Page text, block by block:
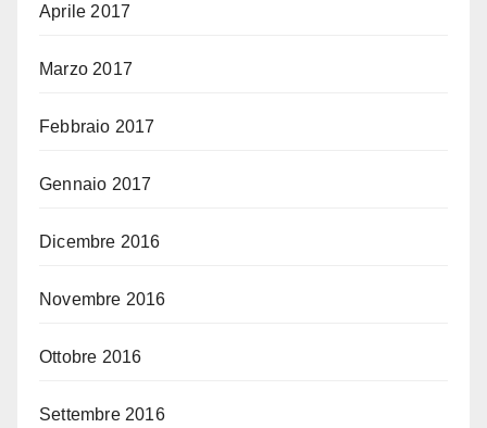
Aprile 2017
Marzo 2017
Febbraio 2017
Gennaio 2017
Dicembre 2016
Novembre 2016
Ottobre 2016
Settembre 2016